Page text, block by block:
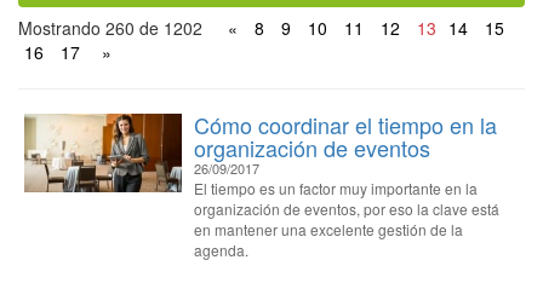
Mostrando 260 de 1202
« 8 9 10 11 12 13 14
15
16
17 »
Cómo coordinar el tiempo en la
organización de eventos
26/09/2017
El tiempo es un factor muy importante en la
organización de eventos, por eso la clave está
en mantener una excelente gestión de la
agenda.